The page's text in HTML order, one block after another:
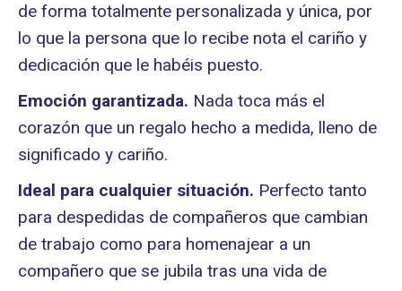
de forma totalmente personalizada y única, por
lo que la persona que lo recibe nota el cariño y
dedicación que le habéis puesto.
Emoción garantizada. Nada toca más el
corazón que un regalo hecho a medida, lleno de
significado y cariño.
Ideal para cualquier situación. Perfecto tanto
para despedidas de compañeros que cambian
de trabajo como para homenajear a un
compañero que se jubila tras una vida de